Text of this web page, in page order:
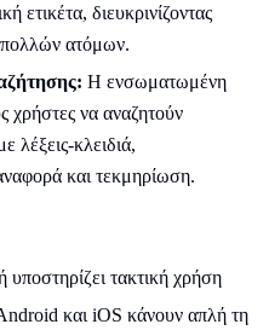
ετικέτα, διευκρινίζοντας
πολλών ατόμων.
Η ενσωματωμένη
χρήστες να αναζητούν
λέξεις-κλειδιά,
και τεκμηρίωση.
τακτική χρήση
και iOS κάνουν απλή τη